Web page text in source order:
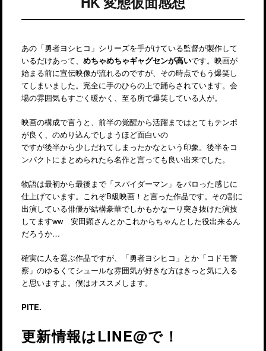
あの「勇者ヨシヒコ」シリーズを手がけている監督が製作して
いるだけあって、 めちゃめちゃギャグセンが高いです。映画が
始まる前に宣伝映像が流れるのですが、その時点でもう爆笑し
てしまいました。完全に手のひらの上で踊らされています。会
場の雰囲気もすごく暖かく、至る所で爆笑している人が。
映画の構成で言うと、前半の覚醒から活躍まではとてもテンポ
が良く、のめり込んでしまうほど面白いの
ですが後半から少しだれてしまったかなという印象。後半をコ
ンパクトにまとめられたら名作と言っても良い出来でした。
物語は最初から最後まで「スパイダーマン」をパロった感じに
仕上げています。これぞB級映画！と言った作品です。その割に
出演している俳優が結構豪華でしかもかなーり突き抜けた演技
してますww 安田顕さんとかこれからちゃんとした役出来るん
だろうか…
確実に人を選ぶ作品ですが、「勇者ヨシヒコ」とか「コドモ警
察」のゆるくてシュールな雰囲気が好きな方はきっと気に入る
と思いますよ。僕はオススメします。
PITE.
更新情報はLINE@で！